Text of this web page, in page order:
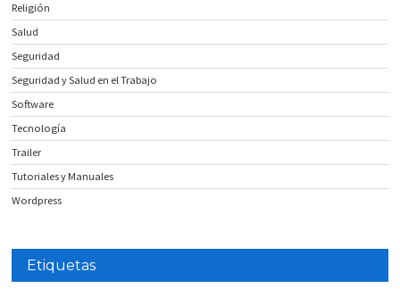
Religión
Salud
Seguridad
Seguridad y Salud en el Trabajo
Software
Tecnología
Trailer
Tutoriales y Manuales
Wordpress
Etiquetas